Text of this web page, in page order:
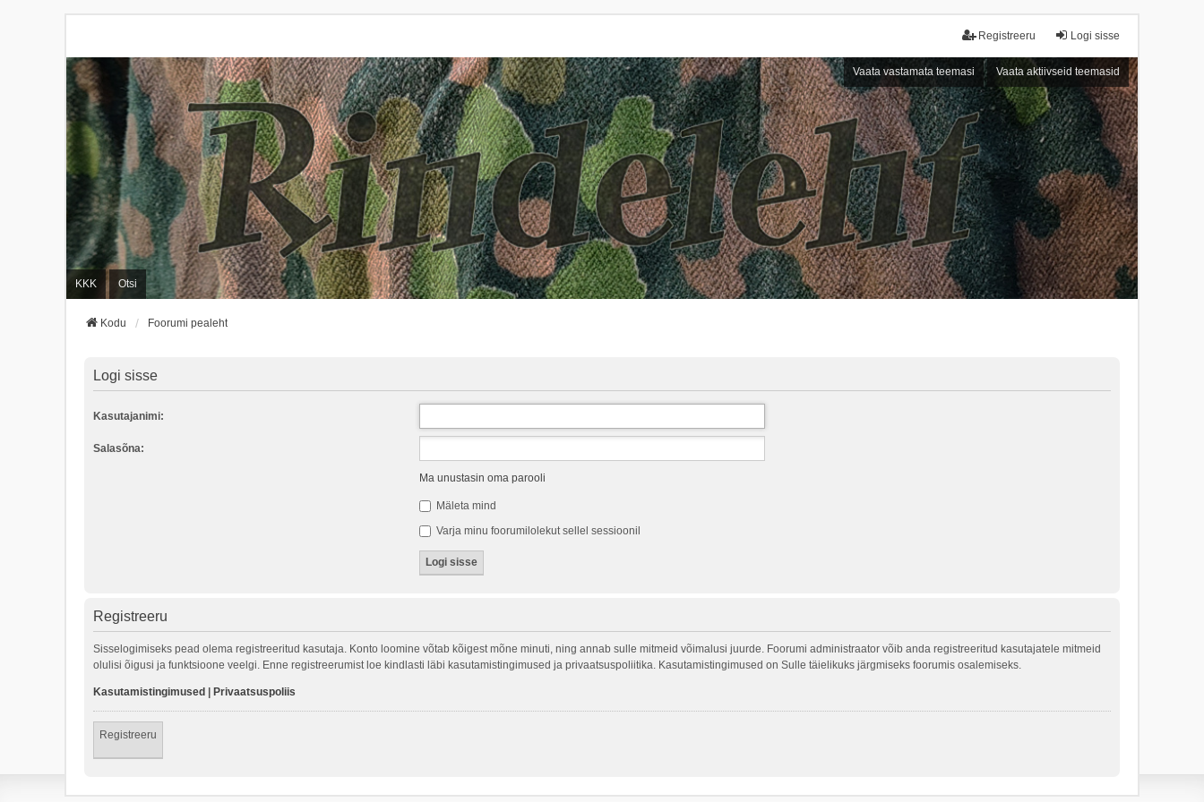
Logi sisse
Registreeru
Vaata vastamata teemasi Vaata aktiivseid teemasid
KKK Otsi
Kodu Foorumi pealeht
Logi sisse
Kasutajanimi:
Salasõna:
Ma unustasin oma parooli
Mäleta mind
Varja minu foorumilolekut sellel sessioonil
Registreeru
Sisselogimiseks pead olema registreeritud kasutaja. Konto loomine võtab kõigest mõne minuti, ning annab sulle mitmeid võimalusi juurde. Foorumi administraator võib anda registreeritud kasutajatele mitmeid
olulisi õigusi ja funktsioone veelgi. Enne registreerumist loe kindlasti läbi kasutamistingimused ja privaatsuspoliitika. Kasutamistingimused on Sulle täielikuks järgmiseks foorumis osalemiseks.
Kasutamistingimused | Privaatsuspoliis
Registreeru